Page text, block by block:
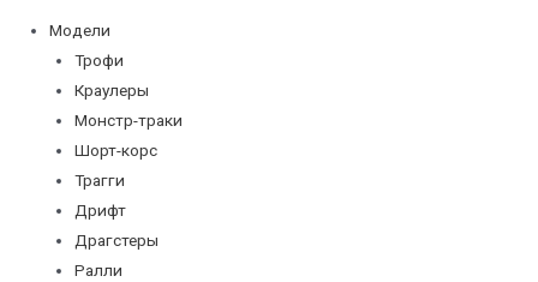
Модели
Трофи
Краулеры
Монстр-траки
Шорт-корс
Трагги
Дрифт
Драгстеры
Ралли